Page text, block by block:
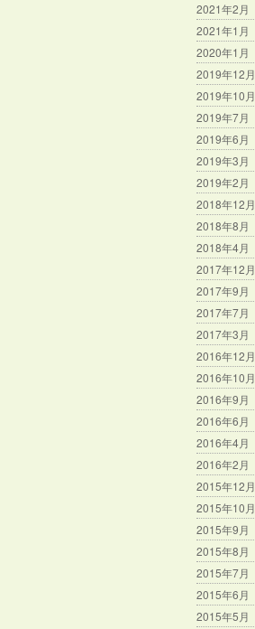
2021年2月
2021年1月
2020年1月
2019年12月
2019年10月
2019年7月
2019年6月
2019年3月
2019年2月
2018年12月
2018年8月
2018年4月
2017年12月
2017年9月
2017年7月
2017年3月
2016年12月
2016年10月
2016年9月
2016年6月
2016年4月
2016年2月
2015年12月
2015年10月
2015年9月
2015年8月
2015年7月
2015年6月
2015年5月